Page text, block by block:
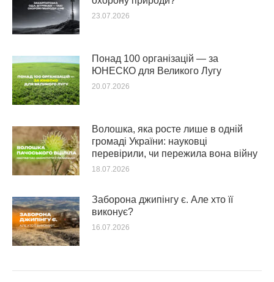
23.07.2026
Понад 100 організацій — за
ЮНЕСКО для Великого Лугу
20.07.2026
Волошка, яка росте лише в одній
громаді України: науковці
перевірили, чи пережила вона війну
18.07.2026
Заборона джипінгу є. Але хто її
виконує?
16.07.2026